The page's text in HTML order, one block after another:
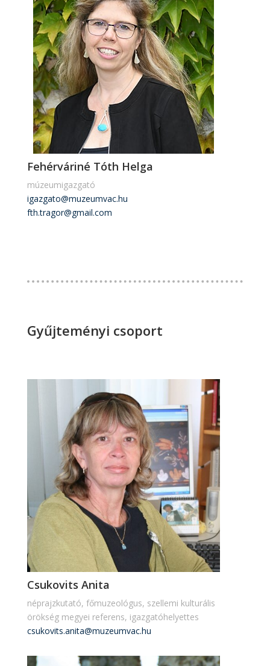
Fehérváriné Tóth Helga
múzeumigazgató
igazgato@muzeumvac.hu
fth.tragor@gmail.com
Gyűjteményi csoport
Csukovits Anita
néprajzkutató, főmuzeológus, szellemi kulturális
örökség megyei referens, igazgatóhelyettes
csukovits.anita@muzeumvac.hu